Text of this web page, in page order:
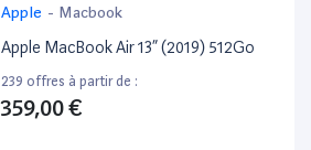
Apple - Macbook
Apple MacBook Air 13” (2019) 512Go
239 offres à partir de :
359,00 €